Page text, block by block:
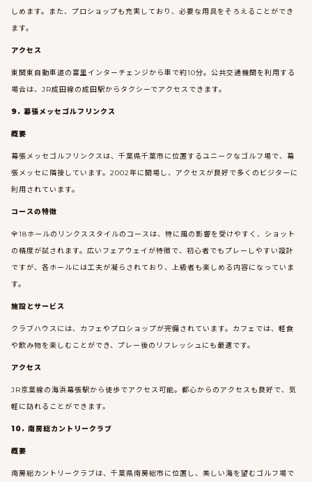
しめます。また、プロショップも充実しており、必要な用具をそろえることができ
ます。
アクセス
東関東自動車道の富里インターチェンジから車で約10分。公共交通機関を利用する
場合は、JR成田線の成田駅からタクシーでアクセスできます。
9. 幕張メッセゴルフリンクス
概要
幕張メッセゴルフリンクスは、千葉県千葉市に位置するユニークなゴルフ場で、幕
張メッセに隣接しています。2002年に開場し、アクセスが良好で多くのビジターに
利用されています。
コースの特徴
全18ホールのリンクススタイルのコースは、特に風の影響を受けやすく、ショット
の精度が試されます。広いフェアウェイが特徴で、初心者でもプレーしやすい設計
ですが、各ホールには工夫が凝らされており、上級者も楽しめる内容になっていま
す。
施設とサービス
クラブハウスには、カフェやプロショップが完備されています。カフェでは、軽食
や飲み物を楽しむことができ、プレー後のリフレッシュにも最適です。
アクセス
JR京葉線の海浜幕張駅から徒歩でアクセス可能。都心からのアクセスも良好で、気
軽に訪れることができます。
10. 南房総カントリークラブ
概要
南房総カントリークラブは、千葉県南房総市に位置し、美しい海を望むゴルフ場で